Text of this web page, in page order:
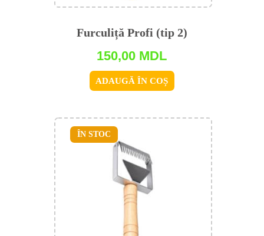
Furculiță Profi (tip 2)
150,00 MDL
ADAUGĂ ÎN COȘ
ÎN STOC